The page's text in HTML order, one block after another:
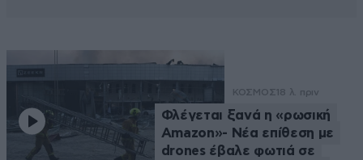
ΚΟΣΜΟΣ 18 λ. πριν
Φλέγεται ξανά η «ρωσική
Amazon»- Νέα επίθεση με
drones έβαλε φωτιά σε